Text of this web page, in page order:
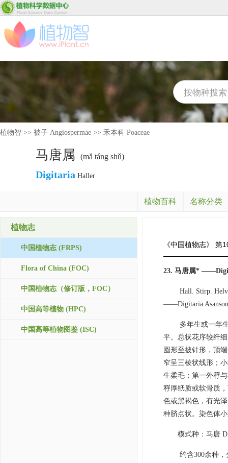
植物智 >> 被子 Angiospermae >> 禾本科 Poaceae
马唐属 (mǎ táng shǔ)
Digitaria Haller
植物百科 名称分类
植物志
中国植物志 (FRPS)
Flora of China (FOC)
中国植物志（修订版，FOC）
中国高等植物 (HPC)
中国高等植物图鉴 (ISC)
《中国植物志》 第
23. 马唐属*
Hall. Stirp.
——Digitaria
多年生或一年
平。总状花序较纤
圆形至披针形，顶
窄呈三棱状线形；
生柔毛；第一外稃
稃厚纸质或软骨质
色或黑褐色，有光
种脐点状。染色体
模式种：马唐
约含300余种